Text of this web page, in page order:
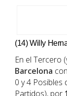
(14) Willy
En el Tercero
Barcelona
0 y 4 Posibles
Partidos), por